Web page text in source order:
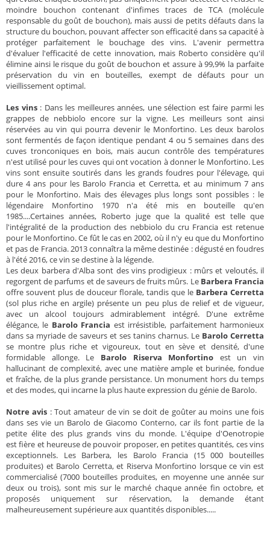
moindre bouchon contenant d'infimes traces de TCA (molécule
responsable du goût de bouchon), mais aussi de petits défauts dans la
structure du bouchon, pouvant affecter son efficacité dans sa capacité à
protéger parfaitement le bouchage des vins. L'avenir permettra
d'évaluer l'efficacité de cette innovation, mais Roberto considère qu'il
élimine ainsi le risque du goût de bouchon et assure à 99,9% la parfaite
préservation du vin en bouteilles, exempt de défauts pour un
vieillissement optimal.
Les vins: Dans les meilleures années, une sélection est faire parmi les
grappes de nebbiolo encore sur la vigne. Les meilleurs sont ainsi
réservées au vin qui pourra devenir le Monfortino. Les deux barolos
sont fermentés de façon identique pendant 4 ou 5 semaines dans des
cuves tronconiques en bois, mais aucun contrôle des températures
n'est utilisé pour les cuves qui ont vocation à donner le Monfortino. Les
vins sont ensuite soutirés dans les grands foudres pour l'élevage, qui
dure 4 ans pour les Barolo Francia et Cerretta, et au minimum 7 ans
pour le Monfortino. Mais des élevages plus longs sont possibles : le
légendaire Monfortino 1970 n'a été mis en bouteille qu'en
1985....Certaines années, Roberto juge que la qualité est telle que
l'intégralité de la production des nebbiolo du cru Francia est retenue
pour le Monfortino. Ce fût le cas en 2002, où il n'y eu que du Monfortino
et pas de Francia. 2013 connaîtra la même destinée : dégusté en foudres
à l'été 2016, ce vin se destine à la légende.
Les deux barbera d'Alba sont des vins prodigieux : mûrs et veloutés, il
regorgent de parfums et de saveurs de fruits mûrs. Le Barbera Francia
offre souvent plus de douceur florale, tandis que le Barbera Cerretta
(sol plus riche en argile) présente un peu plus de relief et de vigueur,
avec un alcool toujours admirablement intégré. D'une extrême
élégance, le Barolo Francia est irrésistible, parfaitement harmonieux
dans sa myriade de saveurs et ses tanins charnus. Le Barolo Cerretta
se montre plus riche et vigoureux, tout en sève et densité, d'une
formidable allonge. Le Barolo Riserva Monfortino est un vin
hallucinant de complexité, avec une matière ample et burinée, fondue
et fraîche, de la plus grande persistance. Un monument hors du temps
et des modes, qui incarne la plus haute expression du génie de Barolo.
Notre avis : Tout amateur de vin se doit de goûter au moins une fois
dans ses vie un Barolo de Giacomo Conterno, car ils font partie de la
petite élite des plus grands vins du monde. L'équipe d'Oenotropie
est fière et heureuse de pouvoir proposer, en petites quantités, ces vins
exceptionnels. Les Barbera, les Barolo Francia (15 000 bouteilles
produites) et Barolo Cerretta, et Riserva Monfortino lorsque ce vin est
commercialisé (7000 bouteilles produites, en moyenne une année sur
deux ou trois), sont mis sur le marché chaque année fin octobre, et
proposés uniquement sur réservation, la demande étant
malheureusement supérieure aux quantités disponibles.....